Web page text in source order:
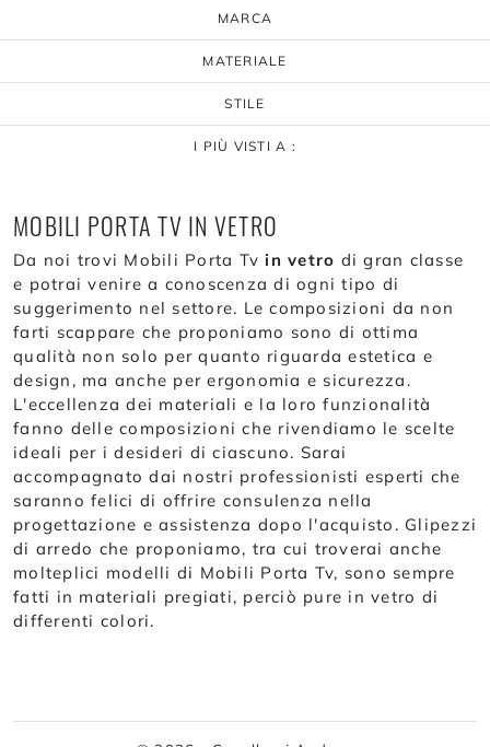
MARCA
MATERIALE
STILE
I PIÙ VISTI A :
MOBILI PORTA TV IN VETRO
Da noi trovi Mobili Porta Tv in vetro di gran classe
e potrai venire a conoscenza di ogni tipo di
suggerimento nel settore. Le composizioni da non
farti scappare che proponiamo sono di ottima
qualità non solo per quanto riguarda estetica e
design, ma anche per ergonomia e sicurezza.
L'eccellenza dei materiali e la loro funzionalità
fanno delle composizioni che rivendiamo le scelte
ideali per i desideri di ciascuno. Sarai
accompagnato dai nostri professionisti esperti che
saranno felici di offrire consulenza nella
progettazione e assistenza dopo l'acquisto. Glipezzi
di arredo che proponiamo, tra cui troverai anche
molteplici modelli di Mobili Porta Tv, sono sempre
fatti in materiali pregiati, perciò pure in vetro di
differenti colori.